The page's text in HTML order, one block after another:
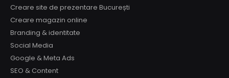
Creare site de prezentare București
Creare magazin online
Branding & identitate
Social Media
Google & Meta Ads
SEO & Content